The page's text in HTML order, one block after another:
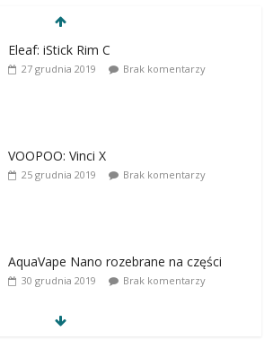
Eleaf: iStick Rim C
27 grudnia 2019 Brak komentarzy
VOOPOO: Vinci X
25 grudnia 2019 Brak komentarzy
AquaVape Nano rozebrane na części
30 grudnia 2019 Brak komentarzy